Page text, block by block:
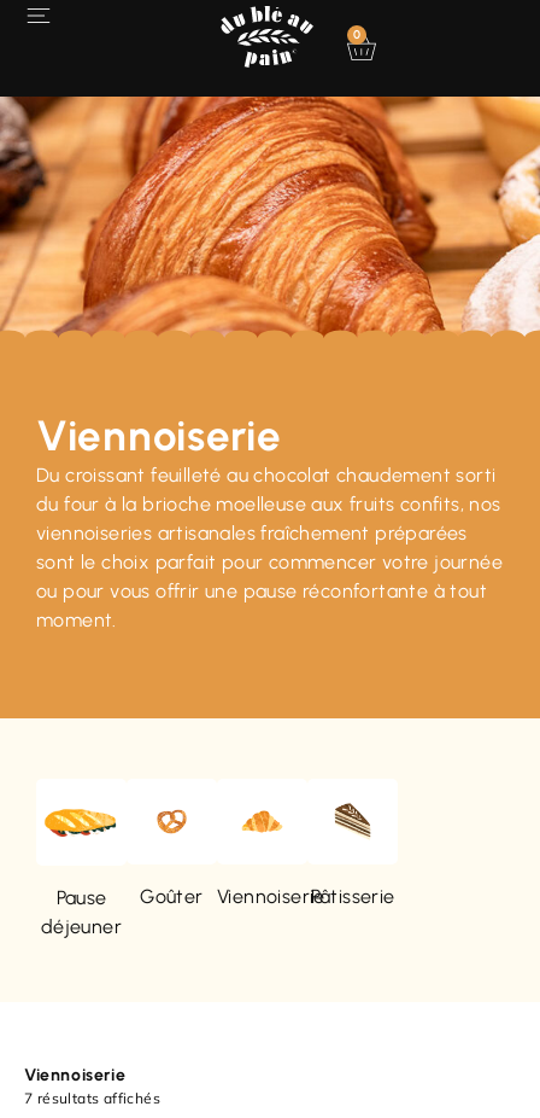
0
Viennoiserie
Du croissant feuilleté au chocolat chaudement sorti
du four à la brioche moelleuse aux fruits confits, nos
viennoiseries artisanales fraîchement préparées
sont le choix parfait pour commencer votre journée
ou pour vous offrir une pause réconfortante à tout
moment.
Pause
déjeuner
Goûter ViennoiseriePâtisserie
Viennoiserie
7 résultats affichés